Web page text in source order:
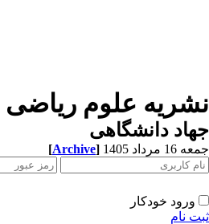
علوم ریاضی و
دانشگاهی
مرداد 1405 [Archive]
ورود خودکار
نام